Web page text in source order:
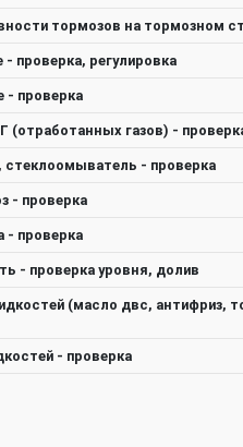
тормозов на тормозном
проверка, регулировка
- проверка
(отработанных газов) -
стеклоомыватель - проверка
- проверка
- проверка
- проверка уровня, долив
(масло двс, антифриз,
- проверка